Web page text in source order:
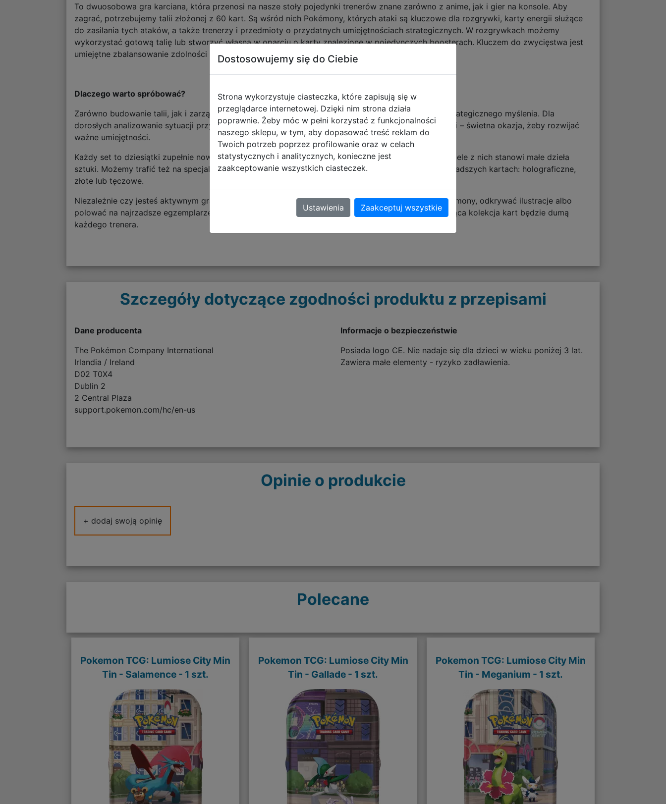
To dwuosobowa gra karciana, która przenosi na nasze stoły pojedynki trenerów znane zarówno z anime, jak i gier na konsole. Aby
zagrać, potrzebujemy talii złożonej z 60 kart. Są wśród nich Pokémony, których ataki są kluczowe dla rozgrywki, karty energii służące
do zasilania tych ataków, a także trenerzy i przedmioty o przydatnych umiejętnościach strategicznych. W rozgrywkach możemy
wykorzystać gotową talię lub stworzyć własną w oparciu o karty znalezione w pojedynczych boosterach. Kluczem do zwycięstwa jest
umiejętne zbalansowanie zdolności poszczególnych kart i skuteczne zarządzanie nimi w trakcie gry.
Dlaczego warto spróbować?
Zarówno budowanie talii, jak i zarządzanie nią w takcie gry, wymaga odpowiedniego planowania i strategicznego myślenia. Dla
dorosłych analizowanie sytuacji przy stole i odkrywanie zależności to ciekawe wyzwanie, a dla dzieci – świetna okazja, żeby rozwijać
ważne umiejętności.
Każdy set to dziesiątki zupełnie nowych grafik przygotowanych przez artystów z całego świata, a wiele z nich stanowi małe dzieła
sztuki. Możemy trafić też na specjalne wersje full art, a efektu dopełniają ciekawe wykończenia na rzadszych kartach: holograficzne,
złote lub tęczowe.
Niezależnie czy jesteś aktywnym graczem, możesz otwierać paczki, by znaleźć swoje ulubione Pokémony, odkrywać ilustracje albo
polować na najrzadsze egzemplarze. Takie poszukiwania potrafią być niezwykle ekscytujące, a rosnąca kolekcja kart będzie dumą
każdego trenera.
Szczegóły dotyczące zgodności produktu z przepisami
Dane producenta
The Pokémon Company International
Irlandia / Ireland
D02 T0X4
Dublin 2
2 Central Plaza
support.pokemon.com/hc/en-us
Informacje o bezpieczeństwie
Posiada logo CE. Nie nadaje się dla dzieci w wieku poniżej 3 lat.
Zawiera małe elementy - ryzyko zadławienia.
Opinie o produkcie
+ dodaj swoją opinię
Polecane
Pokemon TCG: Lumiose City Min
Tin - Salamence - 1 szt.
Pokemon TCG: Lumiose City Min
Tin - Gallade - 1 szt.
Pokemon TCG: Lumiose City Min
Tin - Meganium - 1 szt.
Dostosowujemy się do Ciebie
Strona wykorzystuje ciasteczka, które zapisują się w
przeglądarce internetowej. Dzięki nim strona działa
poprawnie. Żeby móc w pełni korzystać z funkcjonalności
naszego sklepu, w tym, aby dopasować treść reklam do
Twoich potrzeb poprzez profilowanie oraz w celach
statystycznych i analitycznych, konieczne jest
zaakceptowanie wszystkich ciasteczek.
Ustawienia Zaakceptuj wszystkie